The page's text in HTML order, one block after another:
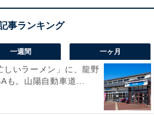
一週間 一ヶ月
しいラーメン」に、龍野
も。山陽自動車道...